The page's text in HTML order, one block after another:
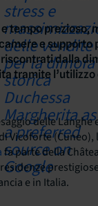
tempo prezioso,
e supporto
dalla
tramite
delle Langhe
Vicoforte
fa parte della
e in Italia.